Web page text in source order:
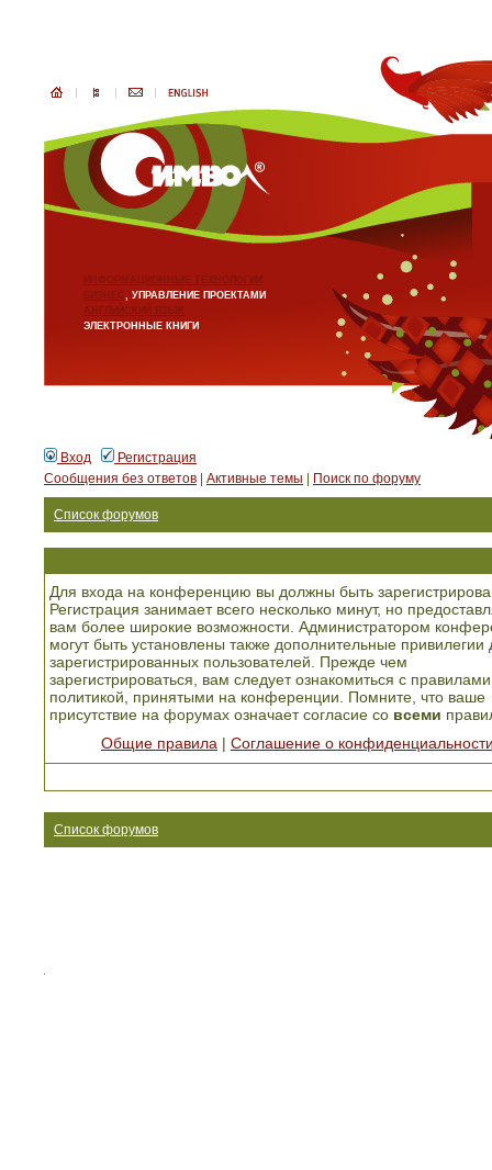
ИНФОРМАЦИОННЫЕ ТЕХНОЛОГИИ
БИЗНЕС, УПРАВЛЕНИЕ ПРОЕКТАМИ
АНГЛИЙСКИЙ ЯЗЫК
ЭЛЕКТРОННЫЕ КНИГИ
Вход
Регистрация
Сообщения без ответов
Активные темы Поиск по форуму
Список форумов
Для входа на конференцию вы должны быть
Регистрация занимает всего несколько минут, но
вам более широкие возможности. Администратором
могут быть установлены также дополнительные привилегии
зарегистрированных пользователей. Прежде чем
зарегистрироваться, вам следует ознакомиться с
политикой, принятыми на конференции. Помните, что ваше
присутствие на форумах означает согласие со всеми
Общие правила
Соглашение о
Список форумов